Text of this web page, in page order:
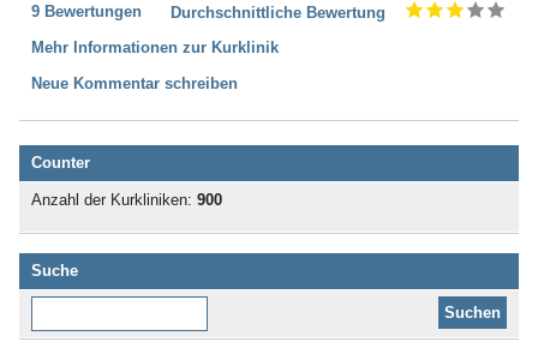
9 Bewertungen
Durchschnittliche Bewertung
Mehr Informationen zur Kurklinik
Neue Kommentar schreiben
Counter
Anzahl der Kurkliniken: 900
Suche